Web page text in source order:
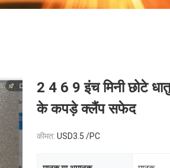
2 4 6 9 इंच मिनी छोटे
के कपड़े क्लैंप सफेद
कीमत: USD3.5 /PC